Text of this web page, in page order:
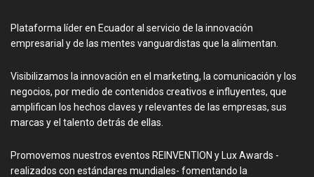
Plataforma líder en Ecuador al servicio de la innovación
empresarial y de las mentes vanguardistas que la alimentan.
Visibilizamos la innovación en el marketing, la comunicación y los
negocios, por medio de contenidos creativos e influyentes, que
amplifican los hechos claves y relevantes de las empresas, sus
marcas y el talento detrás de ellas.
Promovemos nuestros eventos REINVENTION y Lux Awards -
realizados con estándares mundiales- fomentando la